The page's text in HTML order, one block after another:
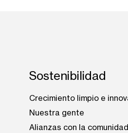
Sostenibilidad
Crecimiento limpio e
Nuestra gente
Alianzas con la comunidad